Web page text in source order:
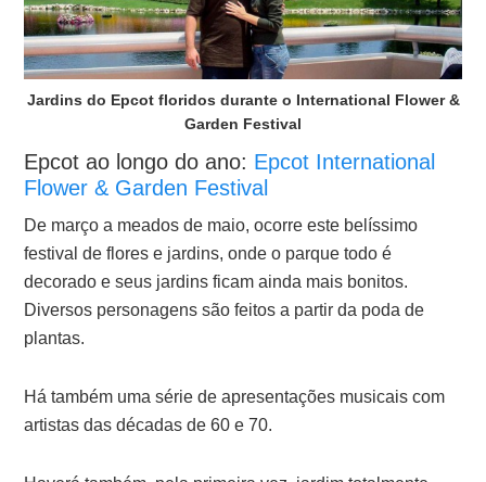
Jardins do Epcot floridos durante o International Flower &
Garden Festival
Epcot ao longo do ano: Epcot International
Flower & Garden Festival
De março a meados de maio, ocorre este belíssimo
festival de flores e jardins, onde o parque todo é
decorado e seus jardins ficam ainda mais bonitos.
Diversos personagens são feitos a partir da poda de
plantas.
Há também uma série de apresentações musicais com
artistas das décadas de 60 e 70.